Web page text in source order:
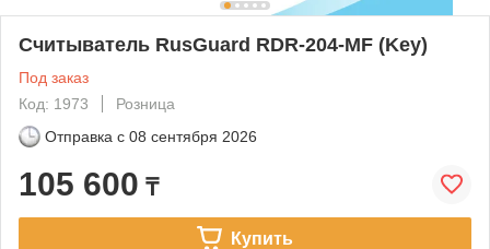
Считыватель RusGuard RDR-204-MF (Key)
Под заказ
Код: 1973
Розница
Отправка с 08 сентября 2026
105 600 ₸
Купить